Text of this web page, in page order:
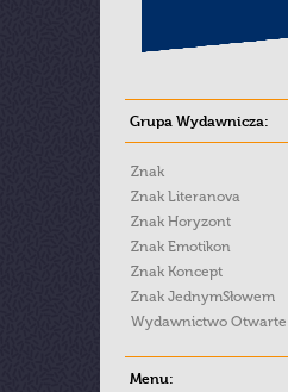
Grupa Wydawnicza:
Znak
Znak Literanova
Znak Horyzont
Znak Emotikon
Znak Koncept
Znak JednymSłowem
Wydawnictwo Otwarte
Menu: